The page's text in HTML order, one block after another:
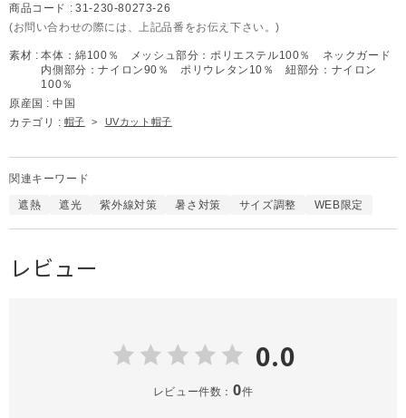
商品コード : 31-230-80273-26
(お問い合わせの際には、上記品番をお伝え下さい。)
素材 : 本体：綿100％ メッシュ部分：ポリエステル100％ ネックガード
内側部分：ナイロン90％ ポリウレタン10％ 紐部分：ナイロン
100％
原産国 : 中国
カテゴリ : 帽子 > UVカット帽子
関連キーワード
遮熱 遮光 紫外線対策 暑さ対策 サイズ調整 WEB限定
レビュー
0.0
レビュー件数： 0件